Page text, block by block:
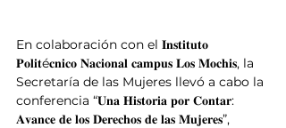
En colaboración con el 𝐈𝐧𝐬𝐭𝐢𝐭𝐮𝐭𝐨
𝐏𝐨𝐥𝐢𝐭é𝐜𝐧𝐢𝐜𝐨 𝐍𝐚𝐜𝐢𝐨𝐧𝐚𝐥 𝐜𝐚𝐦𝐩𝐮𝐬 𝐋𝐨𝐬 𝐌𝐨𝐜𝐡𝐢𝐬, la
Secretaría de las Mujeres llevó a cabo la
conferencia “𝐔𝐧𝐚 𝐇𝐢𝐬𝐭𝐨𝐫𝐢𝐚 𝐩𝐨𝐫 𝐂𝐨𝐧𝐭𝐚𝐫:
𝐀𝐯𝐚𝐧𝐜𝐞 𝐝𝐞 𝐥𝐨𝐬 𝐃𝐞𝐫𝐞𝐜𝐡𝐨𝐬 𝐝𝐞 𝐥𝐚𝐬 𝐌𝐮𝐣𝐞𝐫𝐞𝐬”,